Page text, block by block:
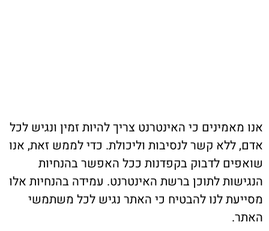
קשר
ארגון עובדי הפלחה
כי האינטרנט צריך להיות זמין ונגיש לכל
קשר לנסיבות וליכולת. כדי לממש זאת, אנו
לדבוק בקפדנות ככל האפשר בהנחיות
לתוכן ברשת האינטרנט. עמידה בהנחיות אלו
לנו להבטיח כי האתר נגיש לכל משתמשי